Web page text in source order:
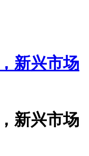
新兴市场
新兴市场